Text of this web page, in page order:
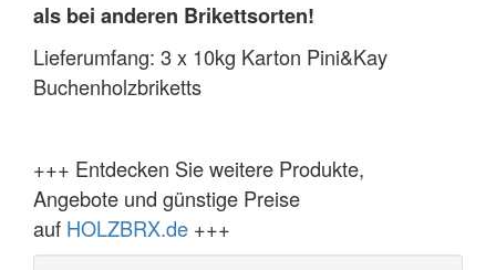
als bei anderen Brikettsorten!
Lieferumfang: 3 x 10kg Karton Pini&Kay
Buchenholzbriketts
+++ Entdecken Sie weitere Produkte,
Angebote und günstige Preise
auf HOLZBRX.de +++